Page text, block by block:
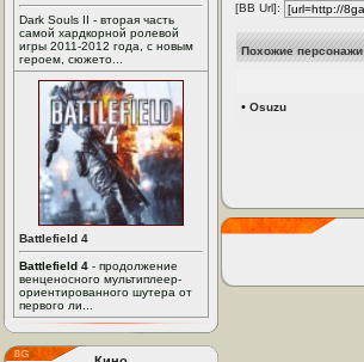
Dark Souls II - вторая часть
самой хардкорной ролевой
игры 2011-2012 года, с новым
героем, сюжето...
Battlefield 4
Battlefield 4 - продолжение
венценосного мультиплеер-
ориентированного шутера от
первого ли...
[BB Url]:
Похожие персонажи
• Osuzu